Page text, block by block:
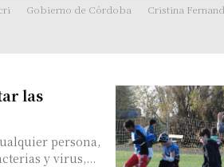
Gobierno de Córdoba Cristina
las
persona,
y virus,...